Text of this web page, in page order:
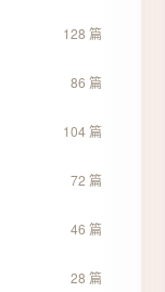
128 篇
86 篇
104 篇
72 篇
46 篇
28 篇